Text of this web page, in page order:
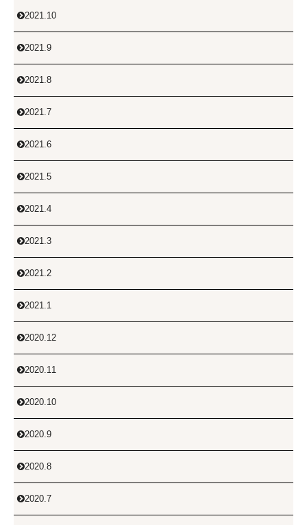
2021.10
2021.9
2021.8
2021.7
2021.6
2021.5
2021.4
2021.3
2021.2
2021.1
2020.12
2020.11
2020.10
2020.9
2020.8
2020.7